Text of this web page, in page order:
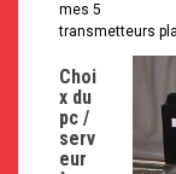
mes 5
transmetteurs
Choi
x du
pc /
serv
eur